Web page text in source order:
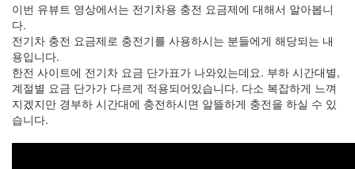
이번 유뷰트 영상에서는 전기차용 충전 요금제에 대해서 알아봅니
다.
전기차 충전 요금제로 충전기를 사용하시는 분들에게 해당되는 내
용입니다.
한전 사이트에 전기차 요금 단가표가 나와있는데요. 부하 시간대별,
계절별 요금 단가가 다르게 적용되어있습니다. 다소 복잡하게 느껴
지겠지만 경부하 시간대에 충전하시면 알뜰하게 충전을 하실 수 있
습니다.
자
테
온
모
델